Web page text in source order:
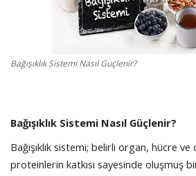
Bağışıklık Sistemi Nasıl Güçlenir?
Bağışıklık Sistemi Nasıl Güçlenir?
Bağışıklık sistemi; belirli organ, hücre
proteinlerin katkısı sayesinde oluşmuş